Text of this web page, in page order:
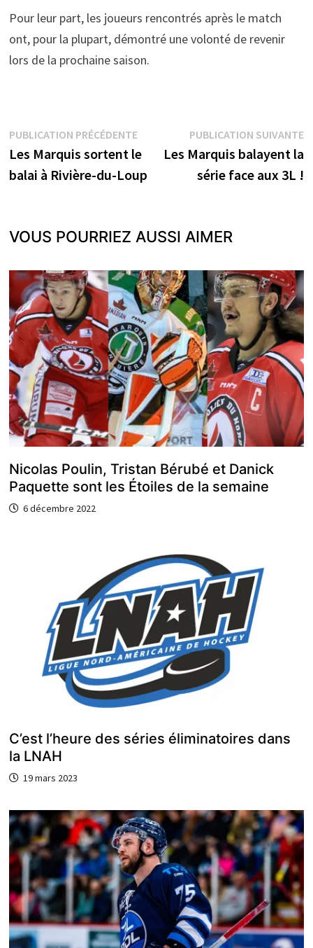
Pour leur part, les joueurs rencontrés après le match
ont, pour la plupart, démontré une volonté de revenir
lors de la prochaine saison.
Navigation
de
PUBLICATION PRÉCÉDENTEPublication
précédente :
Les Marquis sortent le
balai à Rivière-du-Loup
PUBLICATION SUIVANTE
Les Marquis balayent la
série face aux 3L !
VOUS POURRIEZ AUSSI AIMER
Nicolas Poulin, Tristan Bérubé et Danick
Paquette sont les Étoiles de la semaine
6 décembre 2022
C’est l’heure des séries éliminatoires dans
la LNAH
19 mars 2023